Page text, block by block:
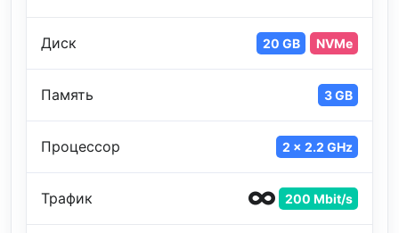
Диск 20 GB NVMe
Память 3 GB
Процессор 2 x 2.2 GHz
Трафик 200 Mbit/s